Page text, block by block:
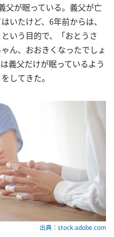
父が眠っている。義父が亡
いたけど、6年前からは、
いう目的で、「おとうさ
ん、おおきくなったでしょ
義父だけが眠っているよう
してきた。
出典：stock.adobe.com